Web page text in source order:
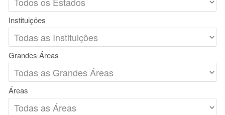
Instituições
Grandes Áreas
Áreas